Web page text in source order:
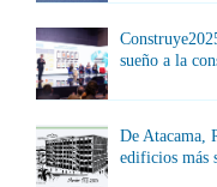
sueño a la
De Atacama,
edificios más